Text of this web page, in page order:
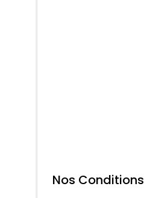
Nos Conditions